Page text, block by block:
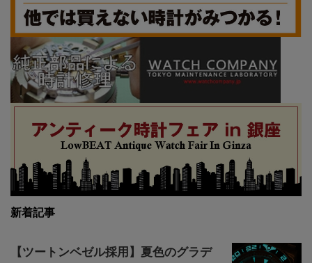
新着記事
【ツートンベゼル採用】夏色のグラデ